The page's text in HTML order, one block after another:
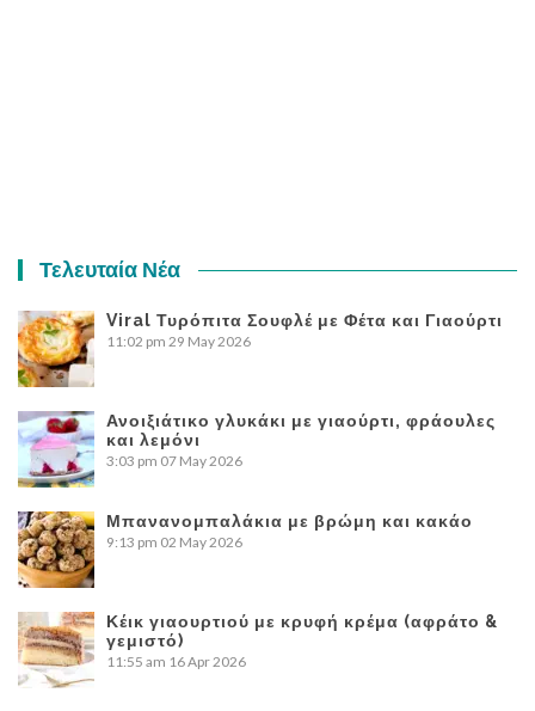
Τελευταία Νέα
Viral Τυρόπιτα Σουφλέ με Φέτα και Γιαούρτι
11:02 pm 29 May 2026
Ανοιξιάτικο γλυκάκι με γιαούρτι, φράουλες
και λεμόνι
3:03 pm 07 May 2026
Μπανανομπαλάκια με βρώμη και κακάο
9:13 pm 02 May 2026
Κέικ γιαουρτιού με κρυφή κρέμα (αφράτο &
γεμιστό)
11:55 am 16 Apr 2026